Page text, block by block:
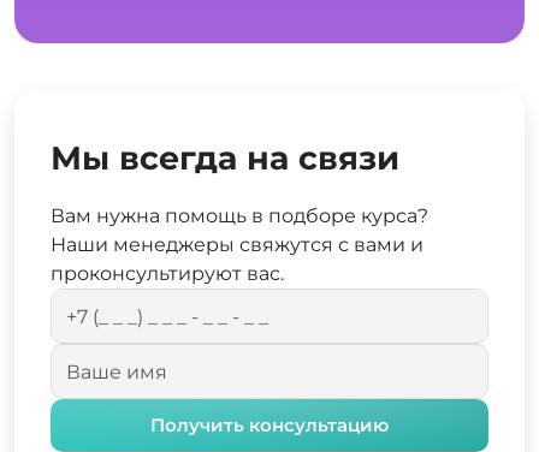
Мы всегда на связи
Вам нужна помощь в подборе курса?
Наши менеджеры свяжутся с вами и
проконсультируют вас.
Получить консультацию